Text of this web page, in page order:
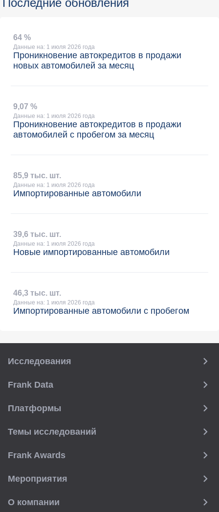
Последние обновления
64 %
Данные на: 1 июля 2026 года
Проникновение автокредитов в продажи
новых автомобилей за месяц
9,07 %
Данные на: 1 июля 2026 года
Проникновение автокредитов в продажи
автомобилей с пробегом за месяц
85,9 тыс. шт.
Данные на: 1 июля 2026 года
Импортированные автомобили
39,6 тыс. шт.
Данные на: 1 июля 2026 года
Новые импортированные автомобили
46,3 тыс. шт.
Данные на: 1 июля 2026 года
Импортированные автомобили с пробегом
Исследования
Frank Data
Платформы
Темы исследований
Frank Awards
Мероприятия
О компании